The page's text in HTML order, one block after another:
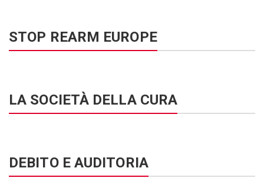
STOP REARM EUROPE
LA SOCIETÀ DELLA CURA
DEBITO E AUDITORIA